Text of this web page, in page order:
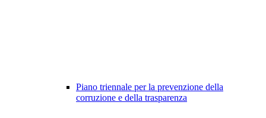
Piano triennale per la prevenzione della
corruzione e della trasparenza